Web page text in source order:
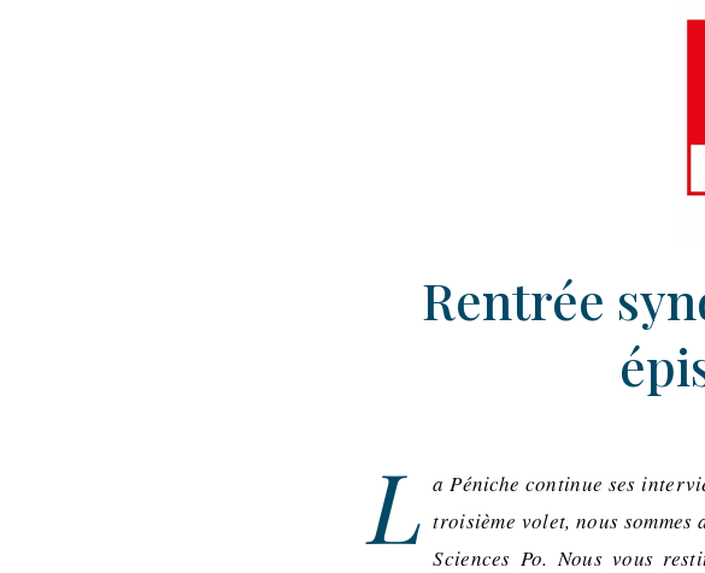
Rentrée
L a Péniche continue ses
troisième volet, nous
Sciences Po. Nous vous